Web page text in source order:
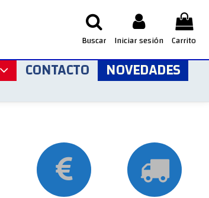
Buscar Iniciar sesión Carrito
CONTACTO NOVEDADES